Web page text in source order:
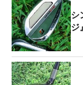
シ
ジ』